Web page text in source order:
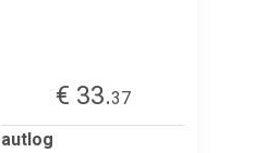
€ 33.37
autlog